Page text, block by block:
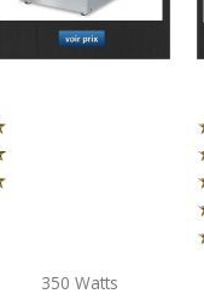
350 Watts